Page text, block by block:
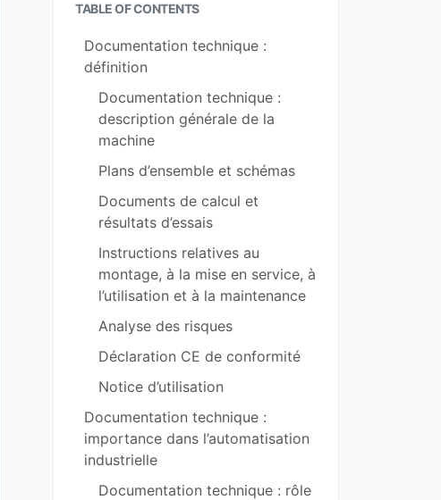
TABLE OF CONTENTS
Documentation technique :
définition
Documentation technique :
description générale de la
machine
Plans d’ensemble et schémas
Documents de calcul et
résultats d’essais
Instructions relatives au
montage, à la mise en service, à
l’utilisation et à la maintenance
Analyse des risques
Déclaration CE de conformité
Notice d’utilisation
Documentation technique :
importance dans l’automatisation
industrielle
Documentation technique : rôle